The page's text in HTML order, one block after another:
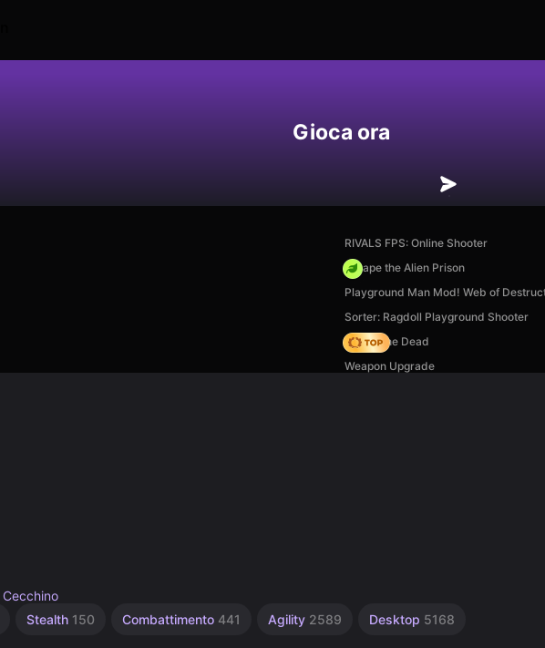
Gioca ora
RIVALS FPS: Online Shooter
Escape the Alien Prison
Playground Man Mod! Web of
Sorter: Ragdoll Playground Shooter
Rise of the Dead
Weapon Upgrade
Cecchino
Stealth 150 Combattimento 441 Agility 2589 Desktop 5168